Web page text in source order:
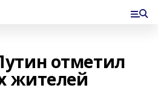
отметил
жителей